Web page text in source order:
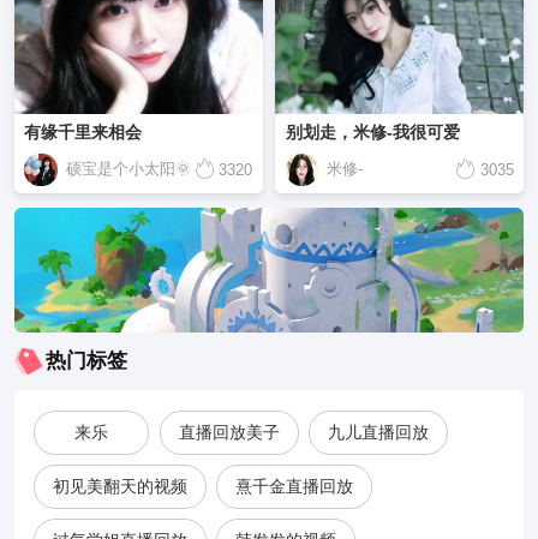
有缘千里来相会
硕宝是个小太阳🌞 3320
别划走，米修-我很可爱
米修- 3035
热门标签
来乐 直播回放美子 九儿直播回放
初见美翻天的视频 熹千金直播回放